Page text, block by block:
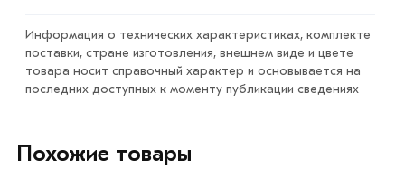
купленного товарa в течение 7 дней (наличие чека
обязательно).
Информация о технических характеристиках, комплекте
поставки, стране изготовления, внешнем виде и цвете
товара носит справочный характер и основывается на
последних доступных к моменту публикации сведениях
Похожие товары